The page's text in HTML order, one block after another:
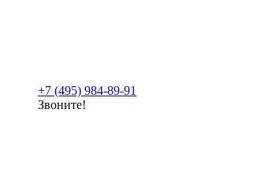
+7 (495) 984-89-91
Звоните!